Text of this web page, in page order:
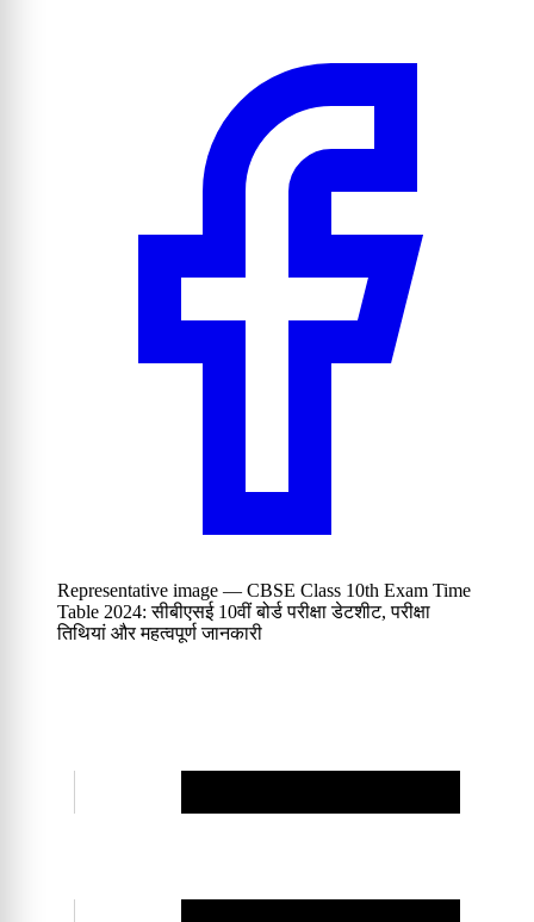
Representative image — CBSE Class 10th Exam Time
Table 2024: सीबीएसई 10वीं बोर्ड परीक्षा डेटशीट, परीक्षा
तिथियां और महत्वपूर्ण जानकारी